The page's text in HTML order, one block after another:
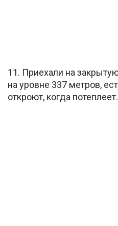
11. Приехали на
на уровне 337 метров,
откроют, когда потеплеет.